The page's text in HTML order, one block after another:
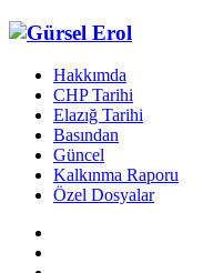
Hakkımda
CHP Tarihi
Elazığ Tarihi
Basından
Güncel
Kalkınma Raporu
Özel Dosyalar